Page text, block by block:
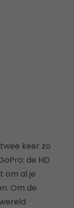
keer zo
de HD
om al je
Om de